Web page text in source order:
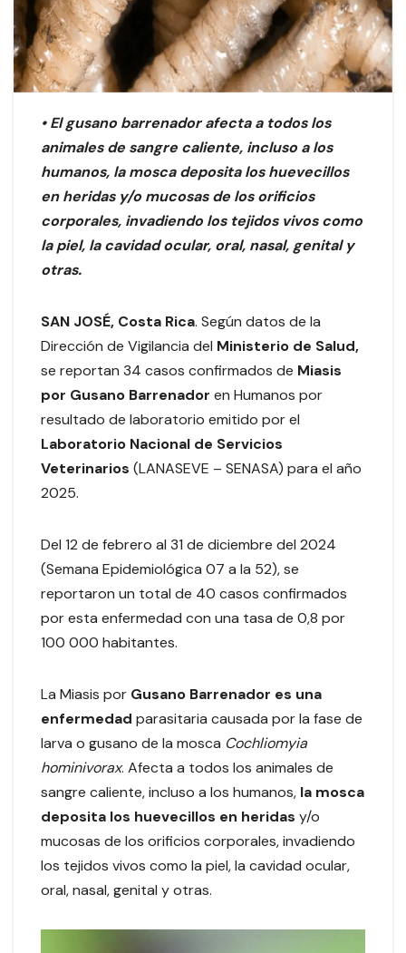
• El gusano barrenador afecta a todos los
animales de sangre caliente, incluso a los
humanos, la mosca deposita los huevecillos
en heridas y/o mucosas de los orificios
corporales, invadiendo los tejidos vivos como
la piel, la cavidad ocular, oral, nasal, genital y
otras.
SAN JOSÉ, Costa Rica. Según datos de la
Dirección de Vigilancia del Ministerio de Salud,
se reportan 34 casos confirmados de Miasis
por Gusano Barrenador en Humanos por
resultado de laboratorio emitido por el
Laboratorio Nacional de Servicios
Veterinarios (LANASEVE – SENASA) para el año
2025.
Del 12 de febrero al 31 de diciembre del 2024
(Semana Epidemiológica 07 a la 52), se
reportaron un total de 40 casos confirmados
por esta enfermedad con una tasa de 0,8 por
100 000 habitantes.
La Miasis por Gusano Barrenador es una
enfermedad parasitaria causada por la fase de
larva o gusano de la mosca Cochliomyia
hominivorax. Afecta a todos los animales de
sangre caliente, incluso a los humanos, la mosca
deposita los huevecillos en heridas y/o
mucosas de los orificios corporales, invadiendo
los tejidos vivos como la piel, la cavidad ocular,
oral, nasal, genital y otras.